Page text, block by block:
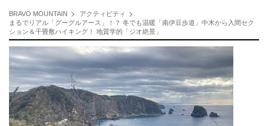
BRAVO MOUNTAIN
アクティビティ
まるでリアル「グーグルアース」！？ 冬でも温暖「南伊豆歩道」中木から入間セク
ション＆千畳敷ハイキング！ 地質学的「ジオ絶景」